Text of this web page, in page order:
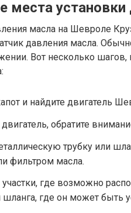
места установки
масла на Шевроле
давления масла.
Вот несколько
и найдите двигатель
обратите
трубку или
фильтром масла.
участки, где возможно
шланга, где он может быть